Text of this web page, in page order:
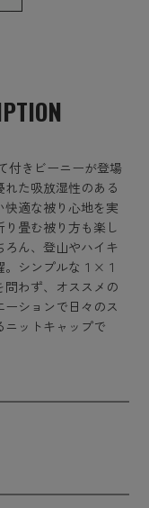
付きビーニーが登場
た吸放湿性のある
快適な被り心地を実
畳む被り方も楽し
ん、登山やハイキ
。シンプルな１×１
問わず、オススメの
ションで日々のス
ニットキャップで